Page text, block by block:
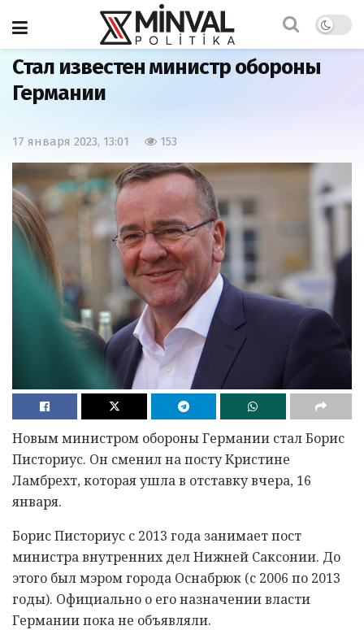
Главная
Стал известен министр обороны
Германии
17 января 2023, 13:01 153
Новым министром обороны Германии стал Борис
Писториус. Он сменил на посту Кристине
Ламбрехт, которая ушла в отставку вчера, 16
января.
Борис Писториус с 2013 года занимает пост
министра внутренних дел Нижней Саксонии. До
этого был мэром города Оснабрюк (с 2006 по 2013
годы). Официально о его назначении власти
Германии пока не объявляли.